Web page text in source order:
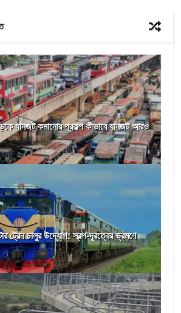
যানজট কমানোর প্রকল্প কীভাবে যানজট আরও
ট্রেন চালুর উদ্যোগ: স্বল্প-দূরত্বের ভ্রমণে